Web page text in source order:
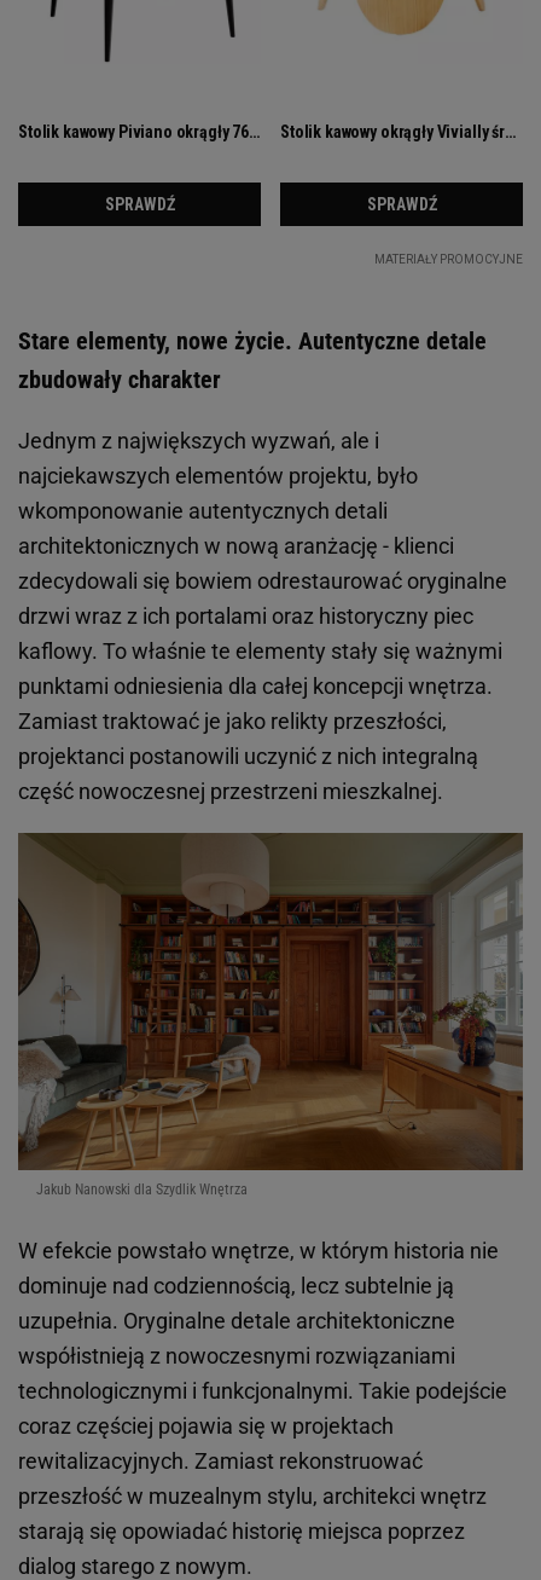
Stare elementy, nowe życie. Autentyczne detale
zbudowały charakter
Jednym z największych wyzwań, ale i
najciekawszych elementów projektu, było
wkomponowanie autentycznych detali
architektonicznych w nową aranżację - klienci
zdecydowali się bowiem odrestaurować oryginalne
drzwi wraz z ich portalami oraz historyczny piec
kaflowy. To właśnie te elementy stały się ważnymi
punktami odniesienia dla całej koncepcji wnętrza.
Zamiast traktować je jako relikty przeszłości,
projektanci postanowili uczynić z nich integralną
część nowoczesnej przestrzeni mieszkalnej.
Jakub Nanowski dla Szydlik Wnętrza
W efekcie powstało wnętrze, w którym historia nie
dominuje nad codziennością, lecz subtelnie ją
uzupełnia. Oryginalne detale architektoniczne
współistnieją z nowoczesnymi rozwiązaniami
technologicznymi i funkcjonalnymi. Takie podejście
coraz częściej pojawia się w projektach
rewitalizacyjnych. Zamiast rekonstruować
przeszłość w muzealnym stylu, architekci wnętrz
starają się opowiadać historię miejsca poprzez
dialog starego z nowym.